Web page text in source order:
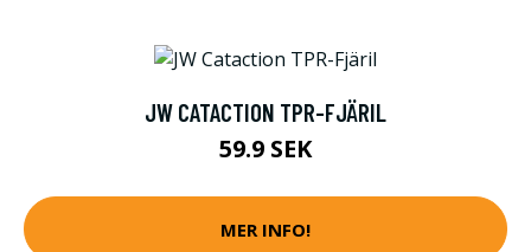
JW CATACTION TPR-FJÄRIL
59.9 SEK
MER INFO!